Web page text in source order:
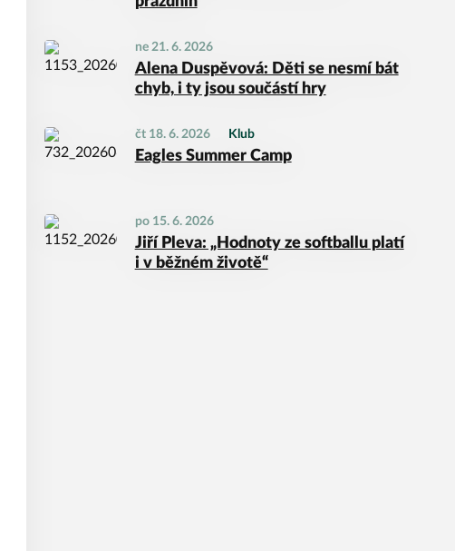
ne 21. 6. 2026
Alena Duspěvová: Děti se nesmí bát
chyb, i ty jsou součástí hry
čt 18. 6. 2026 Klub
Eagles Summer Camp
po 15. 6. 2026
Jiří Pleva: „Hodnoty ze softballu platí
i v běžném životě“